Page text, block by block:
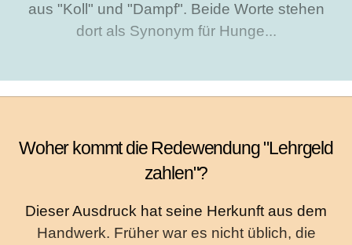
aus "Koll" und "Dampf". Beide Worte stehen
dort als Synonym für Hunge...
Woher kommt die Redewendung "Lehrgeld
zahlen"?
Dieser Ausdruck hat seine Herkunft aus dem
Handwerk. Früher war es nicht üblich, die